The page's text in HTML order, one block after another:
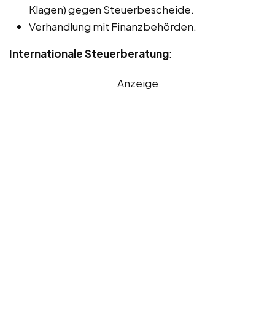
Klagen) gegen Steuerbescheide.
Verhandlung mit Finanzbehörden.
Internationale Steuerberatung:
Anzeige